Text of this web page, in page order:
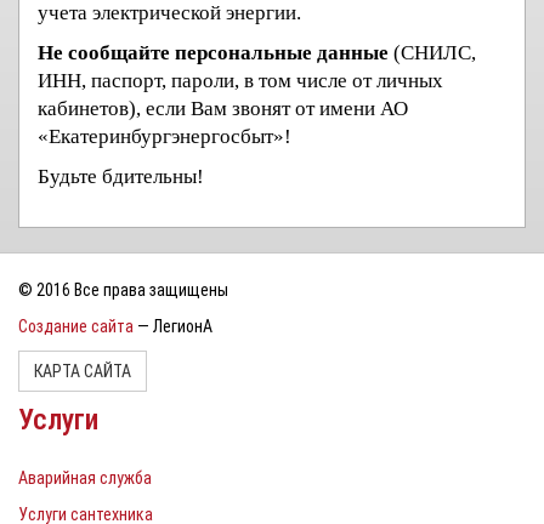
учета электрической энергии.
Не сообщайте персональные данные (СНИЛС,
ИНН, паспорт, пароли, в том числе от личных
кабинетов), если Вам звонят от имени АО
«Екатеринбургэнергосбыт»!
Будьте бдительны!
© 2016 Все права защищены
Создание сайта — ЛегионА
КАРТА САЙТА
Услуги
Аварийная служба
Услуги сантехника